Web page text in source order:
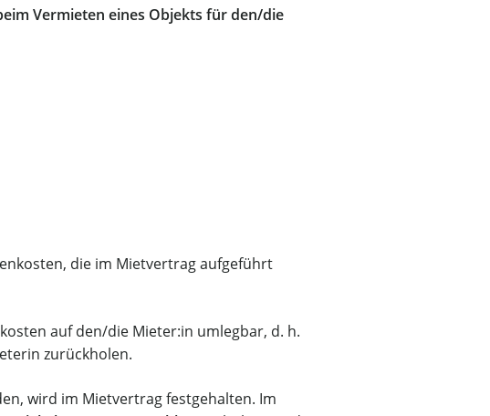
Vermieten eines Objekts für den/die
die im Mietvertrag aufgeführt
auf den/die Mieter:in umlegbar, d. h.
zurückholen.
wird im Mietvertrag festgehalten. Im